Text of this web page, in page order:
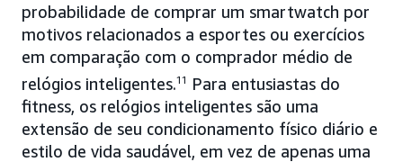
probabilidade de comprar um smartwatch por
motivos relacionados a esportes ou exercícios
em comparação com o comprador médio de
relógios inteligentes.11
Para entusiastas do
fitness, os relógios inteligentes são uma
extensão de seu condicionamento físico diário e
estilo de vida saudável, em vez de apenas uma